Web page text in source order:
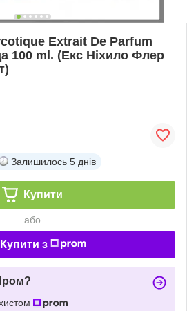
Extrait De Parfum
100 ml. (Екс Ніхило Флер
Залишилось 5 днів
Купити
або
Купити з